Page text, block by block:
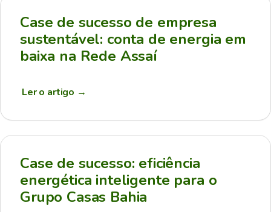
Case de sucesso de empresa
sustentável: conta de energia em
baixa na Rede Assaí
Ler o artigo →
Case de sucesso: eficiência
energética inteligente para o
Grupo Casas Bahia